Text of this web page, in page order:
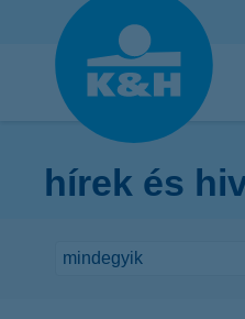
hírek és